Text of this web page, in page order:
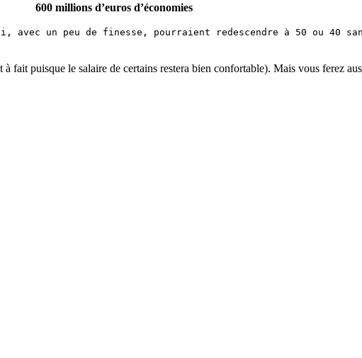
600 millions d’euros d’économies
un peu de finesse, pourraient redescendre à 50 ou 40
fait puisque le salaire de certains restera bien confortable). Mais vous ferez